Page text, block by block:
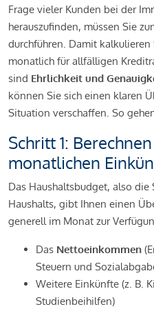
Frage vieler Kunden bei der
herauszufinden, müssen Sie
durchführen. Damit
monatlich für allfälligen
sind Ehrlichkeit und
können Sie sich einen klaren
Situation verschaffen. So
Schritt 1:
monatlichen
Das Haushaltsbudget, also die
Haushalts, gibt Ihnen einen
generell im Monat zur
Das Nettoeinkommen
Steuern und
Weitere Einkünfte (z. B.
Studienbeihilfen)